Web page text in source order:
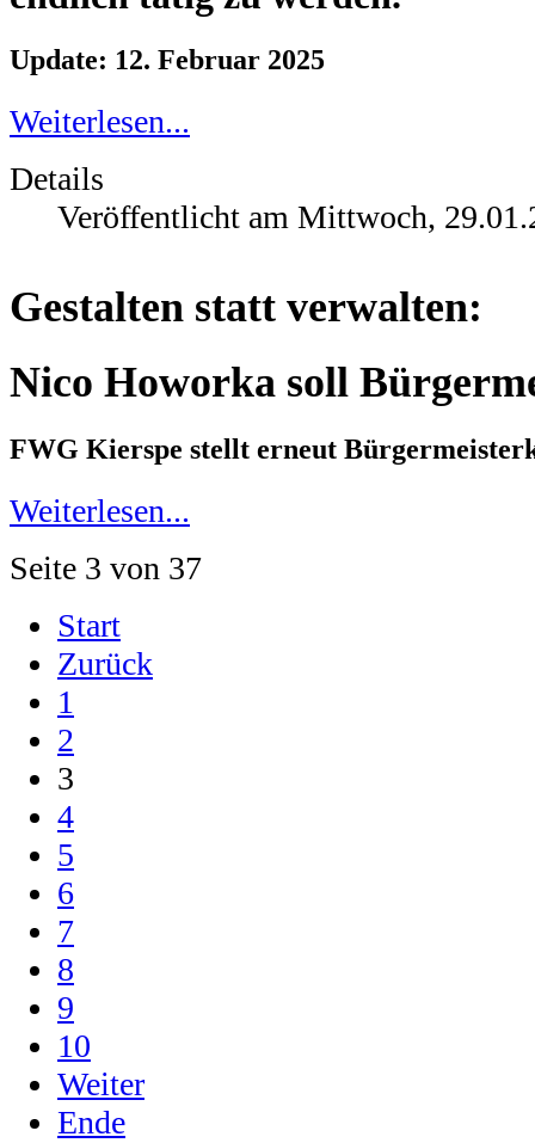
Update: 12. Februar 2025
Weiterlesen...
Details
Veröffentlicht am Mittwoch,
Gestalten statt verwalten:
Nico Howorka soll
FWG Kierspe stellt erneut
Weiterlesen...
Seite 3 von 37
Start
Zurück
1
2
3
4
5
6
7
8
9
10
Weiter
Ende